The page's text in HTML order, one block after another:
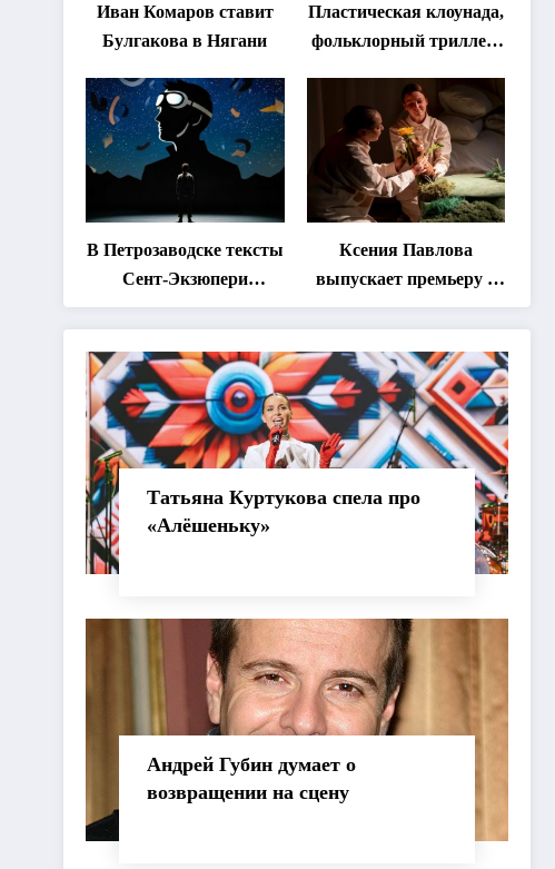
Иван Комаров ставит
Булгакова в Нягани
Пластическая клоунада,
фольклорный триллер,
Что покажут на втором
этапе фестиваля
«Монокль»
В Петрозаводске тексты
Сент-Экзюпери
переведут на язык
хореографии
Ксения Павлова
выпускает премьеру о
дружбе сурка и
Татьяна Куртукова спела про
«Алёшеньку»
Андрей Губин думает о
возвращении на сцену